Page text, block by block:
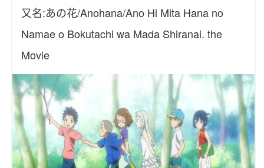
又名:あの花/Anohana/Ano Hi Mita Hana no
Namae o Bokutachi wa Mada Shiranai. the
Movie